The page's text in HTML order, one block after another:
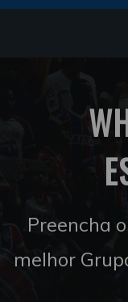
Preencha
melhor